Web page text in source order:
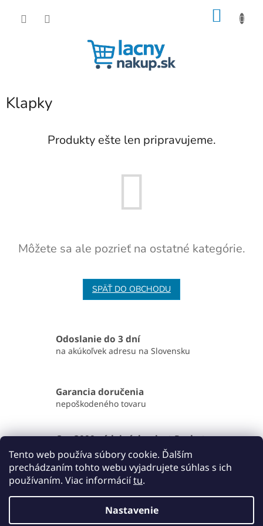
Tento web používa súbory cookie. Ďalším
prechádzaním tohto webu vyjadrujete súhlas s ich
používaním. Viac informáciítu.
Nastavenie
Klapky
Produkty ešte len pripravujeme.
Môžete sa ale pozrieť na ostatné kategórie.
SPÄŤ DO OBCHODU
Odoslanie do 3 dní
na akúkoľvek adresu na Slovensku
Garancia doručenia
nepoškodeného tovaru
Cez 3000 výdajných miest Packety
po celom Slovensku alebo osobný odber v našom
sklade
Vytvoril Shoptet